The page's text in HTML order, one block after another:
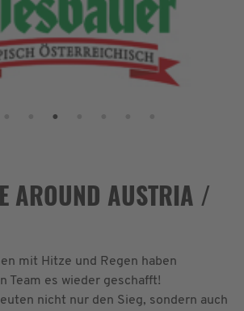
AROUND AUSTRIA /
mit Hitze und Regen haben
Team es wieder geschafft!
nicht nur den Sieg, sondern auch